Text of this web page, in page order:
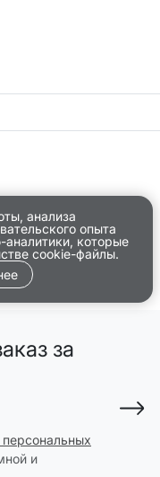
анализа
опыта
аналитики, которые
cookie-файлы.
за
и